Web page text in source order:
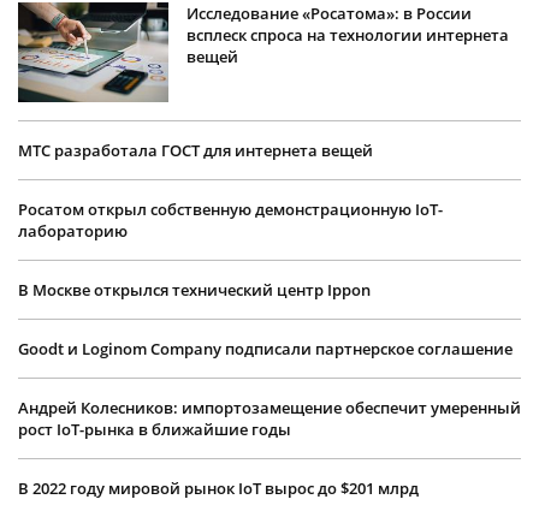
Исследование «Росатома»: в России
всплеск спроса на технологии интернета
вещей
МТС разработала ГОСТ для интернета вещей
Росатом открыл собственную демонстрационную IoT-
лабораторию
В Москве открылся технический центр Ippon
Goodt и Loginom Company подписали партнерское соглашение
Андрей Колесников: импортозамещение обеспечит умеренный
рост IoT-рынка в ближайшие годы
В 2022 году мировой рынок IoT вырос до $201 млрд